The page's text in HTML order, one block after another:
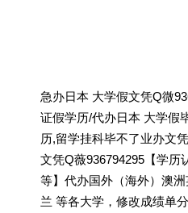
急办日本 大学假文凭Q微
证假学历/代办日本 大学假
历,留学挂科毕不了业办文
文凭Q薇936794295【学历
等】代办国外（海外）澳
兰 等各大学，修改成绩单